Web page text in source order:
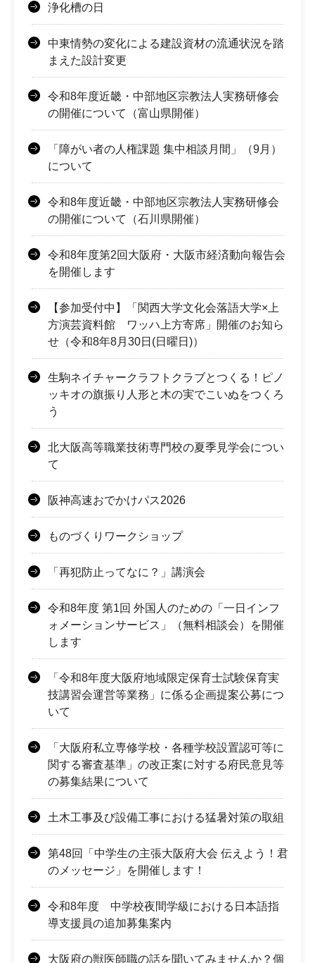
浄化槽の日
中東情勢の変化による建設資材の流通状況を踏
まえた設計変更
令和8年度近畿・中部地区宗教法人実務研修会
の開催について（富山県開催）
「障がい者の人権課題 集中相談月間」（9月）
について
令和8年度近畿・中部地区宗教法人実務研修会
の開催について（石川県開催）
令和8年度第2回大阪府・大阪市経済動向報告会
を開催します
【参加受付中】「関西大学文化会落語大学×上
方演芸資料館 ワッハ上方寄席」開催のお知ら
せ（令和8年8月30日(日曜日)）
生駒ネイチャークラフトクラブとつくる！ピノ
ッキオの旗振り人形と木の実でこいぬをつくろ
う
北大阪高等職業技術専門校の夏季見学会につい
て
阪神高速おでかけパス2026
ものづくりワークショップ
「再犯防止ってなに？」講演会
令和8年度 第1回 外国人のための「一日インフ
ォメーションサービス」（無料相談会）を開催
します
「令和8年度大阪府地域限定保育士試験保育実
技講習会運営等業務」に係る企画提案公募につ
いて
「大阪府私立専修学校・各種学校設置認可等に
関する審査基準」の改正案に対する府民意見等
の募集結果について
土木工事及び設備工事における猛暑対策の取組
第48回「中学生の主張大阪府大会 伝えよう！君
のメッセージ」を開催します！
令和8年度 中学校夜間学級における日本語指
導支援員の追加募集案内
大阪府の獣医師職の話を聞いてみませんか？個